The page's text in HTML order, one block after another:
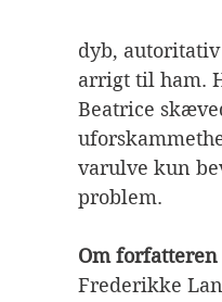
dyb,
arrigt til ham.
Beatrice
varulve kun
problem.
Om forfatteren
Frederikke